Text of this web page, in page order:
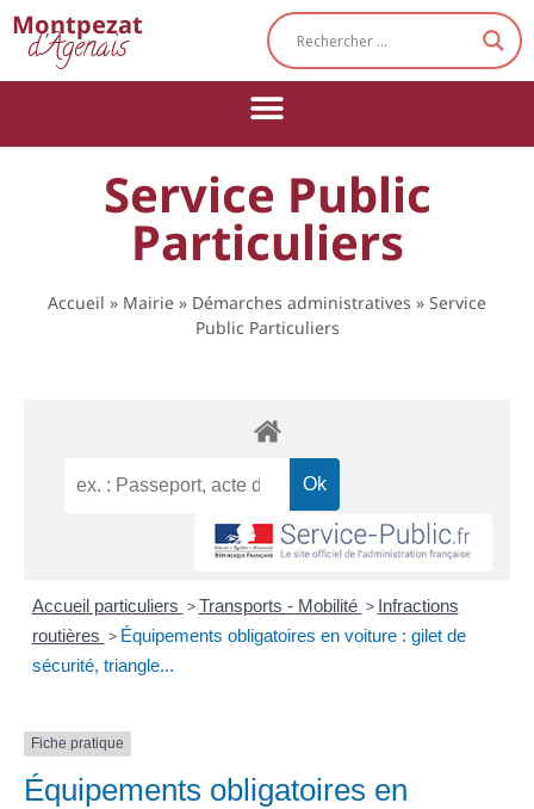
Montpezat
d'Agenais
Service Public
Particuliers
Accueil » Mairie » Démarches administratives » Service
Public Particuliers
Accueil particuliers > Transports - Mobilité > Infractions
routières > Équipements obligatoires en voiture : gilet de
sécurité, triangle...
Fiche pratique
Équipements obligatoires en
Cookies management panel